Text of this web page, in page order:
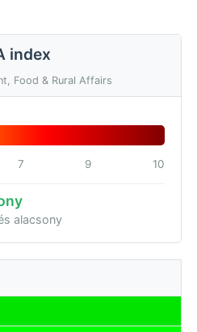
index
Food & Rural Affairs
7 9 10
alacsony